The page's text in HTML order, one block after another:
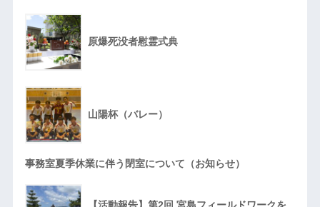
原爆死没者慰霊式典
山陽杯（バレー）
事務室夏季休業に伴う閉室について（お知らせ）
【活動報告】第2回 宮島フィールドワークを